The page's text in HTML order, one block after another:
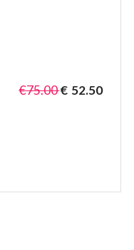
€75.00€ 52.50